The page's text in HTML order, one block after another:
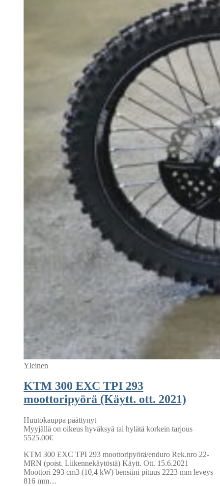
Yleinen
KTM 300 EXC TPI 293
moottoripyörä (Käytt. ott. 2021)
Huutokauppa päättynyt
Myyjällä on oikeus hyväksyä tai hylätä korkein tarjous
5525.00€
KTM 300 EXC TPI 293 moottoripyörä/enduro Rek.nro 22-
MRN (poist. Liikennekäytöstä) Käytt. Ott. 15.6.2021
Moottori 293 cm3 (10,4 kW) bensiini pituus 2223 mm leveys
816 mm…